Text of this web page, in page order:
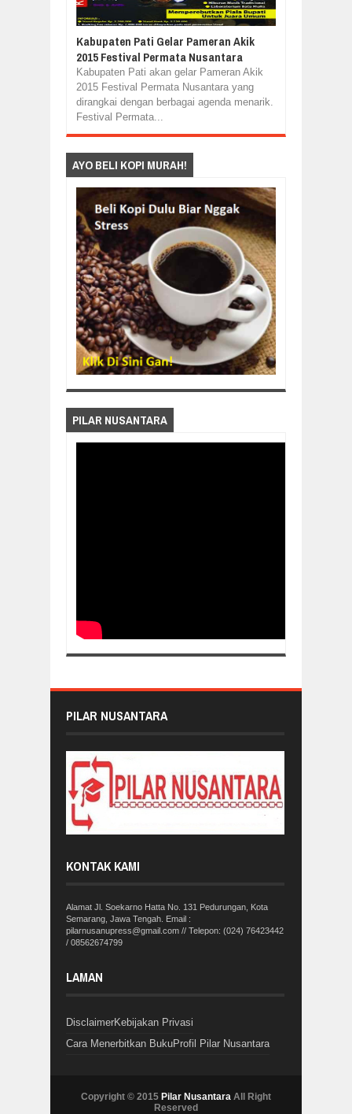
Kabupaten Pati Gelar Pameran Akik
2015 Festival Permata Nusantara
Kabupaten Pati akan gelar Pameran Akik
2015 Festival Permata Nusantara yang
dirangkai dengan berbagai agenda menarik.
Festival Permata...
AYO BELI KOPI MURAH!
PILAR NUSANTARA
PILAR NUSANTARA
KONTAK KAMI
Alamat Jl. Soekarno Hatta No. 131 Pedurungan, Kota
Semarang, Jawa Tengah. Email :
pilarnusanupress@gmail.com // Telepon: (024) 76423442
/ 08562674799
LAMAN
DisclaimerKebijakan Privasi
Cara Menerbitkan BukuProfil Pilar Nusantara
Copyright © 2015 Pilar Nusantara All Right
Reserved